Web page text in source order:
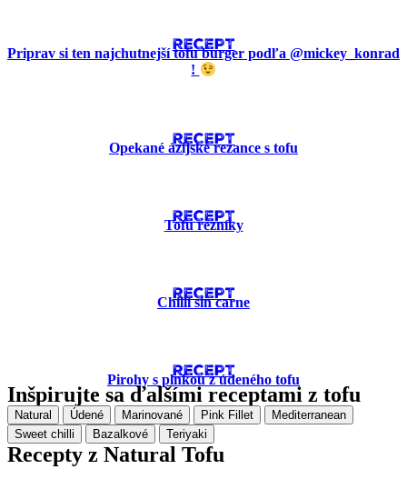
RECEPT
Priprav si ten najchutnejší tofu burger podľa @mickey_konrad
!
RECEPT
Opekané ázijské rezance s tofu
RECEPT
Tofu rezníky
RECEPT
Chilli sin carne
RECEPT
Pirohy s plnkou z údeného tofu
Inšpirujte sa ďalšími receptami z tofu
Natural Údené Marinované Pink Fillet
Mediterranean
Sweet chilli
Bazalkové Teriyaki
Recepty z Natural Tofu